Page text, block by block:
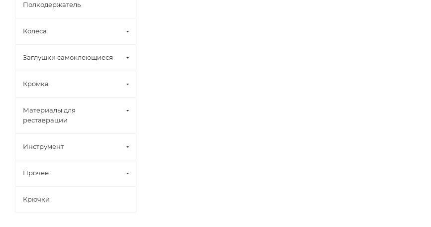
Полкодержатель
Колеса
Заглушки самоклеющиеся
Кромка
Материалы для
реставрации
Инструмент
Прочее
Крючки